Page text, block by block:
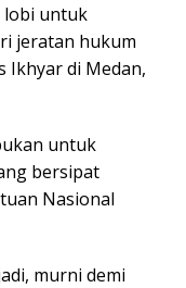
lobi untuk
jeratan hukum
Ikhyar di Medan,
untuk
bersipat
Nasional
murni demi